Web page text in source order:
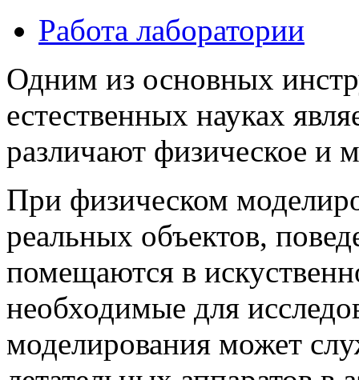
Работа лаборатории
Одним из основных
естественных науках
различают физическое и
При физическом
реальных объектов,
помещаются в
необходимые для
моделирования может